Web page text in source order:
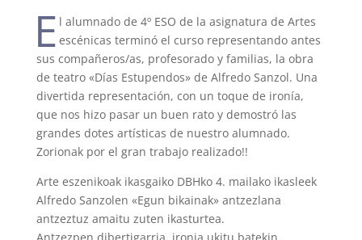
E l alumnado de 4º ESO de la asignatura de Artes
escénicas terminó el curso representando antes
sus compañeros/as, profesorado y familias, la obra
de teatro «Días Estupendos» de Alfredo Sanzol. Una
divertida representación, con un toque de ironía,
que nos hizo pasar un buen rato y demostró las
grandes dotes artísticas de nuestro alumnado.
Zorionak por el gran trabajo realizado!!
Arte eszenikoak ikasgaiko DBHko 4. mailako ikasleek
Alfredo Sanzolen «Egun bikainak» antzezlana
antzeztuz amaitu zuten ikasturtea.